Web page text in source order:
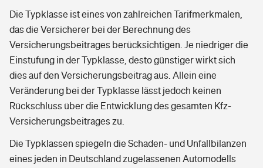
Die Typklasse ist eines von zahlreichen Tarifmerkmalen,
das die Versicherer bei der Berechnung des
Versicherungsbeitrages berücksichtigen. Je niedriger die
Einstufung in der Typklasse, desto günstiger wirkt sich
dies auf den Versicherungsbeitrag aus. Allein eine
Veränderung bei der Typklasse lässt jedoch keinen
Rückschluss über die Entwicklung des gesamten Kfz-
Versicherungsbeitrages zu.
Die Typklassen spiegeln die Schaden- und Unfallbilanzen
eines jeden in Deutschland zugelassenen Automodells